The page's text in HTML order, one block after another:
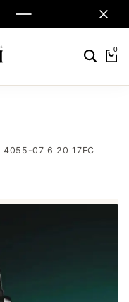
0
4055-07 6 20 17FC